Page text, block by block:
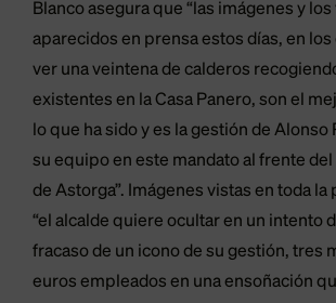
Blanco asegura que “las imágenes y los
aparecidos en prensa estos días, en
ver una veintena de calderos
existentes en la Casa Panero, son el
lo que ha sido y es la gestión de Alonso
su equipo en este mandato al frente
de Astorga”. Imágenes vistas en toda la
“el alcalde quiere ocultar en un intento
fracaso de un icono de su gestión, tres
euros empleados en una ensoñación